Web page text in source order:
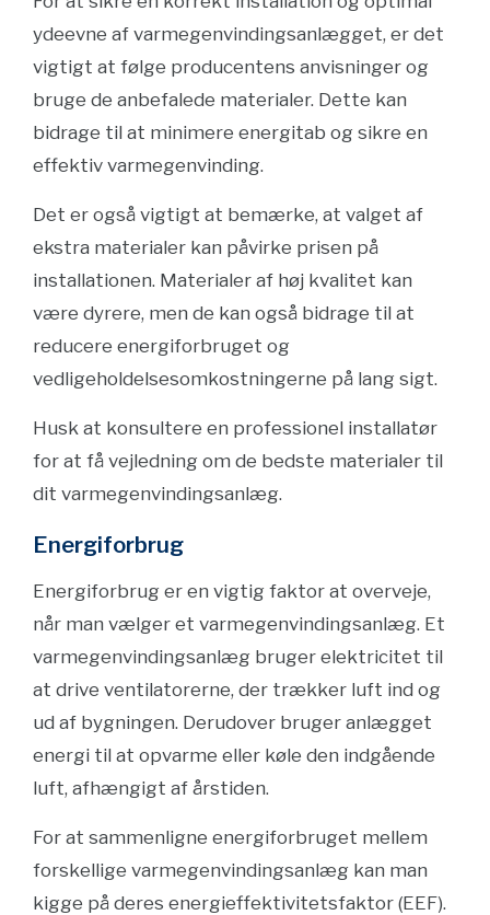
ydeevne af varmegenvindingsanlægget, er det
vigtigt at følge producentens anvisninger og
bruge de anbefalede materialer. Dette kan
bidrage til at minimere energitab og sikre en
effektiv varmegenvinding.
Det er også vigtigt at bemærke, at valget af
ekstra materialer kan påvirke prisen på
installationen. Materialer af høj kvalitet kan
være dyrere, men de kan også bidrage til at
reducere energiforbruget og
vedligeholdelsesomkostningerne på lang sigt.
Husk at konsultere en professionel installatør
for at få vejledning om de bedste materialer til
dit varmegenvindingsanlæg.
Energiforbrug
Energiforbrug er en vigtig faktor at overveje,
når man vælger et varmegenvindingsanlæg. Et
varmegenvindingsanlæg bruger elektricitet til
at drive ventilatorerne, der trækker luft ind og
ud af bygningen. Derudover bruger anlægget
energi til at opvarme eller køle den indgående
luft, afhængigt af årstiden.
For at sammenligne energiforbruget mellem
forskellige varmegenvindingsanlæg kan man
kigge på deres energieffektivitetsfaktor (EEF).